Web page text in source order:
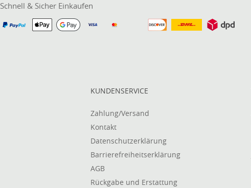
Schnell & Sicher Einkaufen
KUNDENSERVICE
Zahlung/Versand
Kontakt
Datenschutzerklärung
Barrierefreiheitserklärung
AGB
Rückgabe und Erstattung